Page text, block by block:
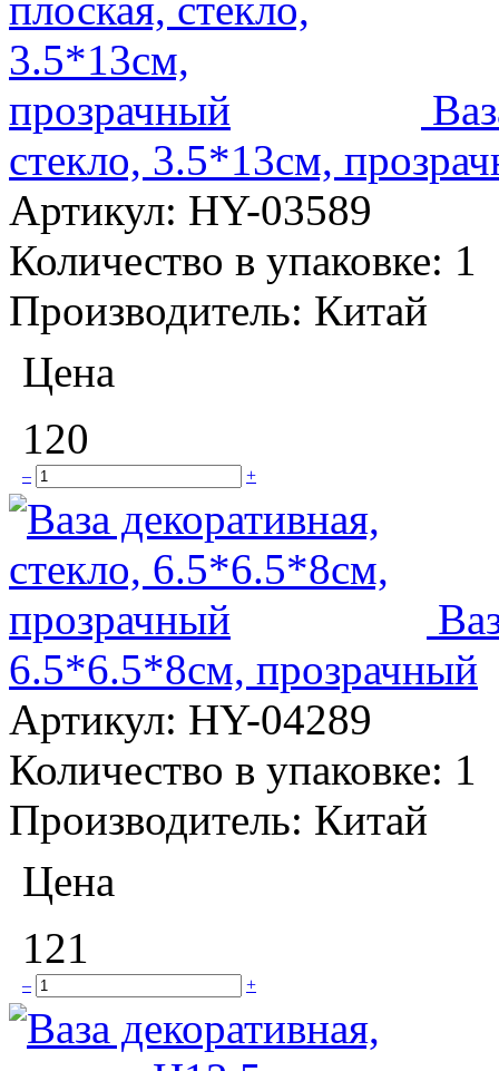
стекло, 3.5*13см,
Артикул: HY-03589
Количество в упаковке: 1
Производитель: Китай
Цена
120
– +
6.5*6.5*8см, прозрачный
Артикул: HY-04289
Количество в упаковке: 1
Производитель: Китай
Цена
121
– +